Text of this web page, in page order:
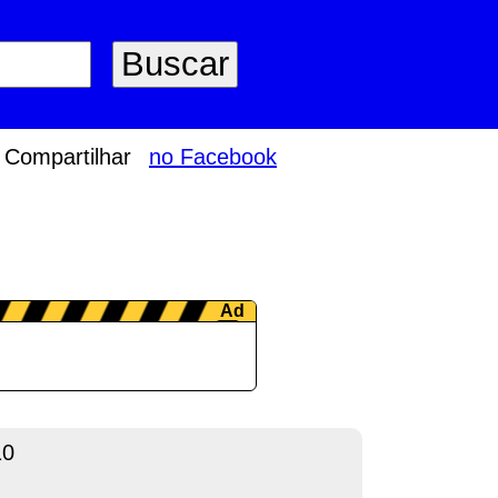
Compartilhar no Facebook